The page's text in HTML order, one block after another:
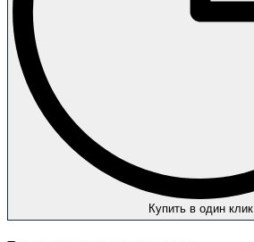
Купить в один клик